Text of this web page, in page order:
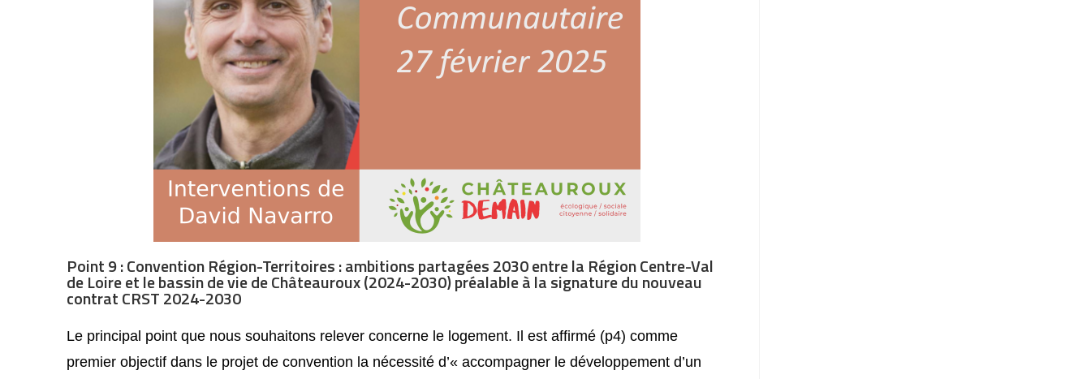
Point 9 : Convention Région-Territoires : ambitions partagées 2030 entre la Région Centre-Val
de Loire et le bassin de vie de Châteauroux (2024-2030) préalable à la signature du nouveau
contrat CRST 2024-2030
Le principal point que nous souhaitons relever concerne le logement. Il est affirmé (p4) comme
premier objectif dans le projet de convention la nécessité d’« accompagner le développement d’un